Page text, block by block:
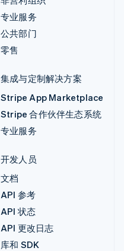
专业服务
公共部门
零售
集成与定制解决方案
Stripe App Marketplace
Stripe 合作伙伴生态系统
专业服务
开发人员
文档
API 参考
API 状态
API 更改日志
库和 SDK